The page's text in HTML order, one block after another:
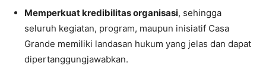
Memperkuat kredibilitas organisasi, sehingga
seluruh kegiatan, program, maupun inisiatif Casa
Grande memiliki landasan hukum yang jelas dan dapat
dipertanggungjawabkan.